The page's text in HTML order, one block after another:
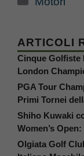
ARTICOLI
Cinque Golfiste
London
PGA Tour
Primi Tornei
Shiho Kuwaki
Women’s
Olgiata Golf